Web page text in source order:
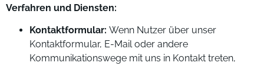
Verfahren und Diensten:
Kontaktformular: Wenn Nutzer über unser
Kontaktformular, E-Mail oder andere
Kommunikationswege mit uns in Kontakt treten,